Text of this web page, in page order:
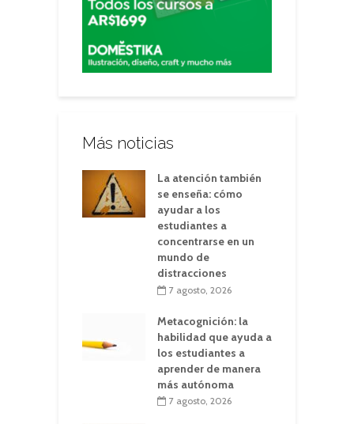
Más noticias
La atención también
se enseña: cómo
ayudar a los
estudiantes a
concentrarse en un
mundo de
distracciones
7 agosto, 2026
Metacognición: la
habilidad que ayuda a
los estudiantes a
aprender de manera
más autónoma
7 agosto, 2026